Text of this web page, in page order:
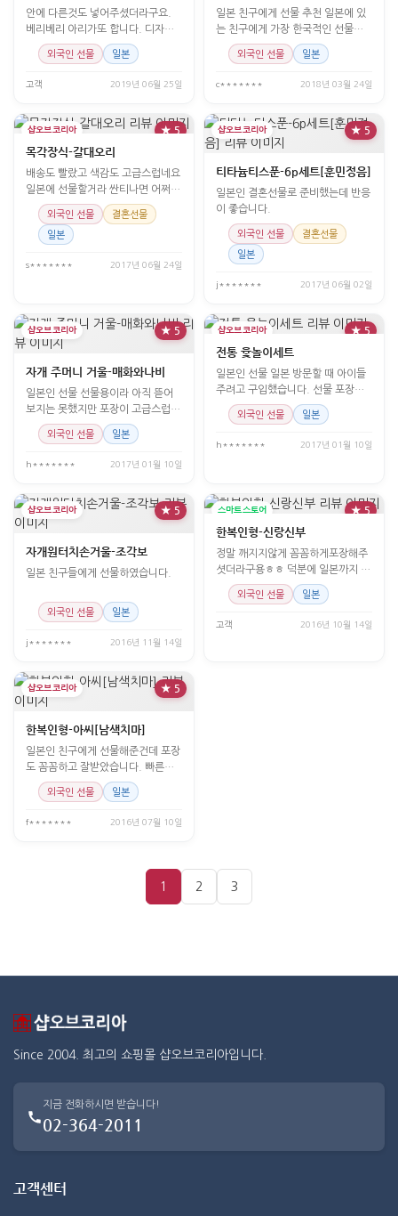
안에 다른것도 넣어주셨더라구요.
베리베리 아리가또 합니다. 디자인
이뻐요. 회사에서
외국인 선물 일본
고객 2019년 06월 25일
일본 친구에게 선물 추천 일본에 있
는 친구에게 가장 한국적인 선물을
고민하다 선택했습니다.
외국인 선물 일본
c******* 2018년 03월 24일
샵오브코리아 ★ 5
목각장식-갈대오리
배송도 빨랐고 색감도 고급스럽네요
일본에 선물할거라 싼티나면 어쩌나
했는데 가격대비 넘좋아요
외국인 선물 결혼선물
일본
s******* 2017년 06월 24일
샵오브코리아 ★ 5
티타늄티스푼-6p세트[훈민정음]
일본인 결혼선물로 준비했는데 반응
이 좋습니다.
외국인 선물 결혼선물
일본
j******* 2017년 06월 02일
샵오브코리아 ★ 5
자개 주머니 거울-매화와나비
일본인 선물 선물용이라 아직 뜯어
보지는 못했지만 포장이 고급스럽고
가격이 적당해서 좋아요~
외국인 선물 일본
h******* 2017년 01월 10일
샵오브코리아 ★ 5
전통 윷놀이세트
일본인 선물 일본 방문할 때 아이들
주려고 구입했습니다. 선물 포장이
매우 고급스러워 만족
외국인 선물 일본
h******* 2017년 01월 10일
샵오브코리아 ★ 5
자개원터치손거울-조각보
일본 친구들에게 선물하였습니다.
외국인 선물 일본
j******* 2016년 11월 14일
스마트스토어 ★ 5
한복인형-신랑신부
정말 깨지지않게 꼼꼼하게포장해주
셧더라구용ㅎㅎ 덕분에 일본까지 잘
가지고갓답니당ㅎㅎ 아주버님이
외국인 선물 일본
고객 2016년 10월 14일
샵오브코리아 ★ 5
한복인형-아씨[남색치마]
일본인 친구에게 선물해준건데 포장
도 꼼꼼하고 잘받았습니다. 빠른배
송감사해요 너무좋아하더라고
외국인 선물 일본
f******* 2016년 07월 10일
1 2 3
Since 2004. 최고의 쇼핑몰 샵오브코리아입니다.
지금 전화하시면 받습니다!
02-364-2011
고객센터